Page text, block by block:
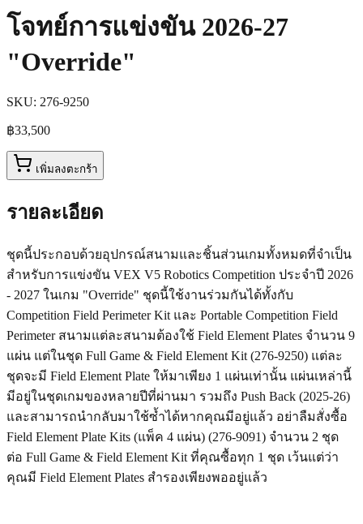
โจทย์การแข่งขัน 2026-27
"Override"
SKU: 276-9250
฿33,500
เพิ่มลงตะกร้า
รายละเอียด
ชุดนี้ประกอบด้วยอุปกรณ์สนามและชิ้นส่วนเกมทั้งหมดที่จำเป็น
สำหรับการแข่งขัน VEX V5 Robotics Competition ประจำปี 2026
- 2027 ในเกม "Override" ชุดนี้ใช้งานร่วมกันได้ทั้งกับ
Competition Field Perimeter Kit และ Portable Competition Field
Perimeter สนามแต่ละสนามต้องใช้ Field Element Plates จำนวน 9
แผ่น แต่ในชุด Full Game & Field Element Kit (276-9250) แต่ละ
ชุดจะมี Field Element Plate ให้มาเพียง 1 แผ่นเท่านั้น แผ่นเหล่านี้
มีอยู่ในชุดเกมของหลายปีที่ผ่านมา รวมถึง Push Back (2025-26)
และสามารถนำกลับมาใช้ซ้ำได้หากคุณมีอยู่แล้ว อย่าลืมสั่งซื้อ
Field Element Plate Kits (แพ็ค 4 แผ่น) (276-9091) จำนวน 2 ชุด
ต่อ Full Game & Field Element Kit ที่คุณซื้อทุก 1 ชุด เว้นแต่ว่า
คุณมี Field Element Plates สำรองเพียงพออยู่แล้ว